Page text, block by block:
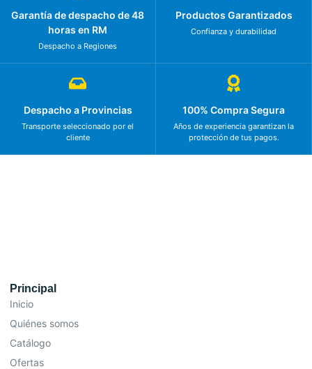
Garantía de despacho de 48
horas en RM
Despacho a Regiones
Productos Garantizados
Confianza y durabilidad
Despacho a Provincias
Transporte seleccionado por el
cliente
100% Compra Segura
Años de experiencia garantizan la
protección de tus pagos.
Principal
Inicio
Quiénes somos
Catálogo
Ofertas